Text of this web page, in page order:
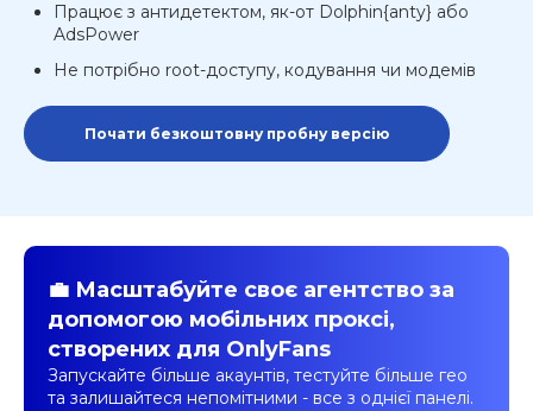
Працює з антидетектом, як-от Dolphin{anty} або
AdsPower
Не потрібно root-доступу, кодування чи модемів
Почати безкоштовну пробну версію
💼 Масштабуйте своє агентство за
допомогою мобільних проксі,
створених для OnlyFans
Запускайте більше акаунтів, тестуйте більше гео
та залишайтеся непомітними - все з однієї панелі.